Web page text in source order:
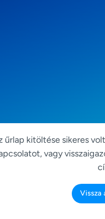
űrlap kitöltése sikeres
vagy
Vissza